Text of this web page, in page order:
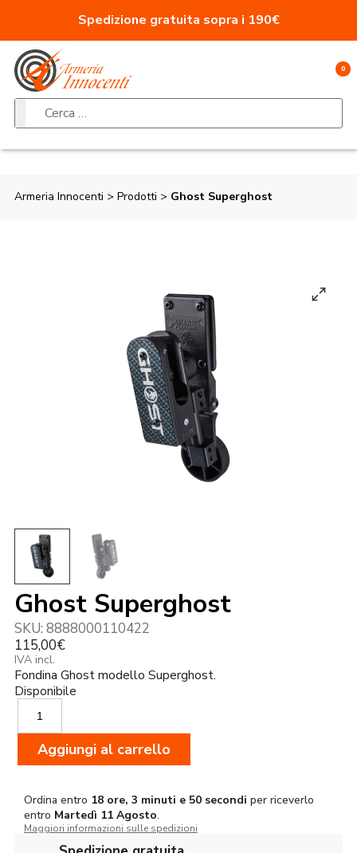
Spedizione gratuita sopra i 190€
0
Ricerca per:
Armeria Innocenti > Prodotti > Ghost Superghost
Ghost Superghost
SKU: 8888000110422
115,00€
IVA incl.
Fondina Ghost modello Superghost.
Disponibile
Ghost
Superghost
quantità
Aggiungi al carrello
Ordina entro 18 ore, 3 minuti e 50 secondi per riceverlo
entro Martedì 11 Agosto.
Maggiori informazioni sulle spedizioni